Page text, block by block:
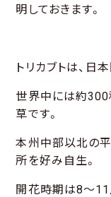
明しておきます。
トリカブトは、日
世界中には約300
草です。
本州中部以北の
所を好み自生。
開花時期は8～11